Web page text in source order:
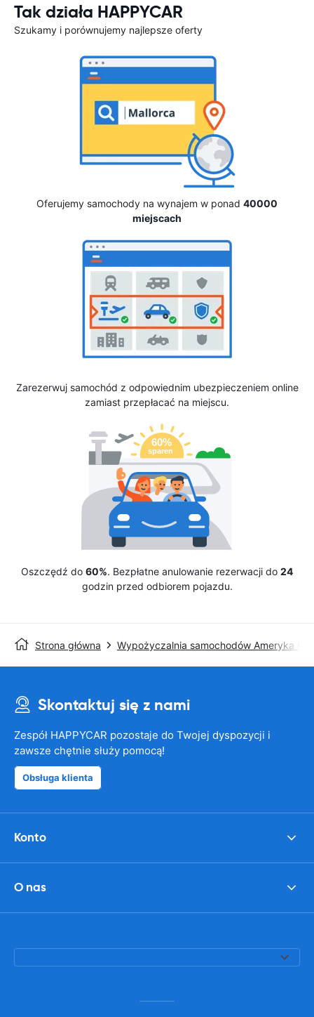
Tak działa HAPPYCAR
Szukamy i porównujemy najlepsze oferty
Oferujemy samochody na wynajem w ponad 40000
miejscach
Zarezerwuj samochód z odpowiednim ubezpieczeniem online
zamiast przepłacać na miejscu.
Oszczędź do 60%. Bezpłatne anulowanie rezerwacji do 24
godzin przed odbiorem pojazdu.
Strona główna Wypożyczalnia samochodów Ameryka
Skontaktuj się z nami
Zespół HAPPYCAR pozostaje do Twojej dyspozycji i
zawsze chętnie służy pomocą!
Obsługa klienta
Konto
O nas